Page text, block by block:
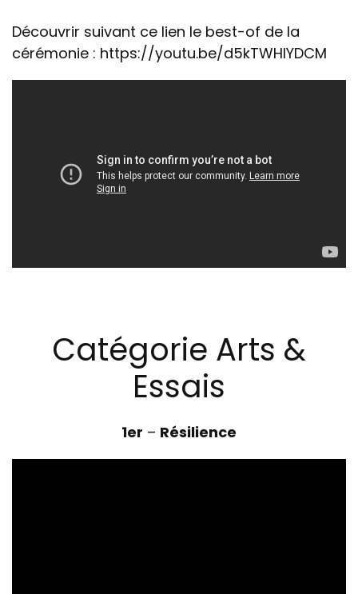
Découvrir suivant ce lien le best-of de la
cérémonie : https://youtu.be/d5kTWHIYDCM
Catégorie Arts &
Essais
1er – Résilience